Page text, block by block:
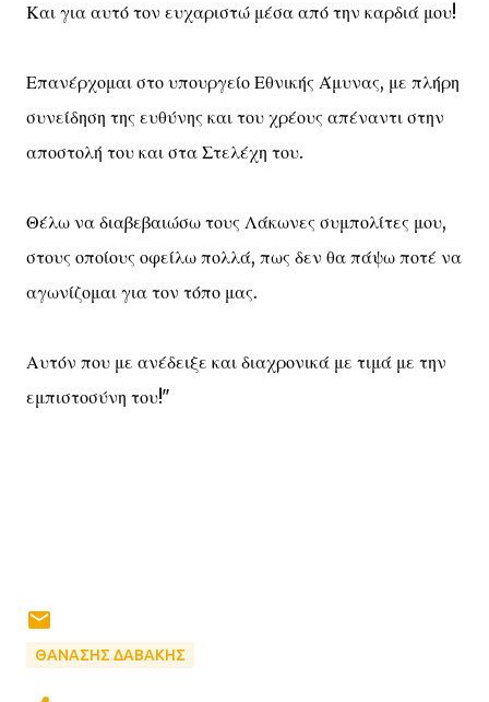
Και για αυτό τον ευχαριστώ μέσα από την καρδιά μου!
Επανέρχομαι στο υπουργείο Εθνικής Άμυνας, με πλήρη
συνείδηση της ευθύνης και του χρέους απέναντι στην
αποστολή του και στα Στελέχη του.
Θέλω να διαβεβαιώσω τους Λάκωνες συμπολίτες μου,
στους οποίους οφείλω πολλά, πως δεν θα πάψω ποτέ να
αγωνίζομαι για τον τόπο μας.
Αυτόν που με ανέδειξε και διαχρονικά με τιμά με την
εμπιστοσύνη του!"
ΘΑΝΑΣΗΣ ΔΑΒΑΚΗΣ